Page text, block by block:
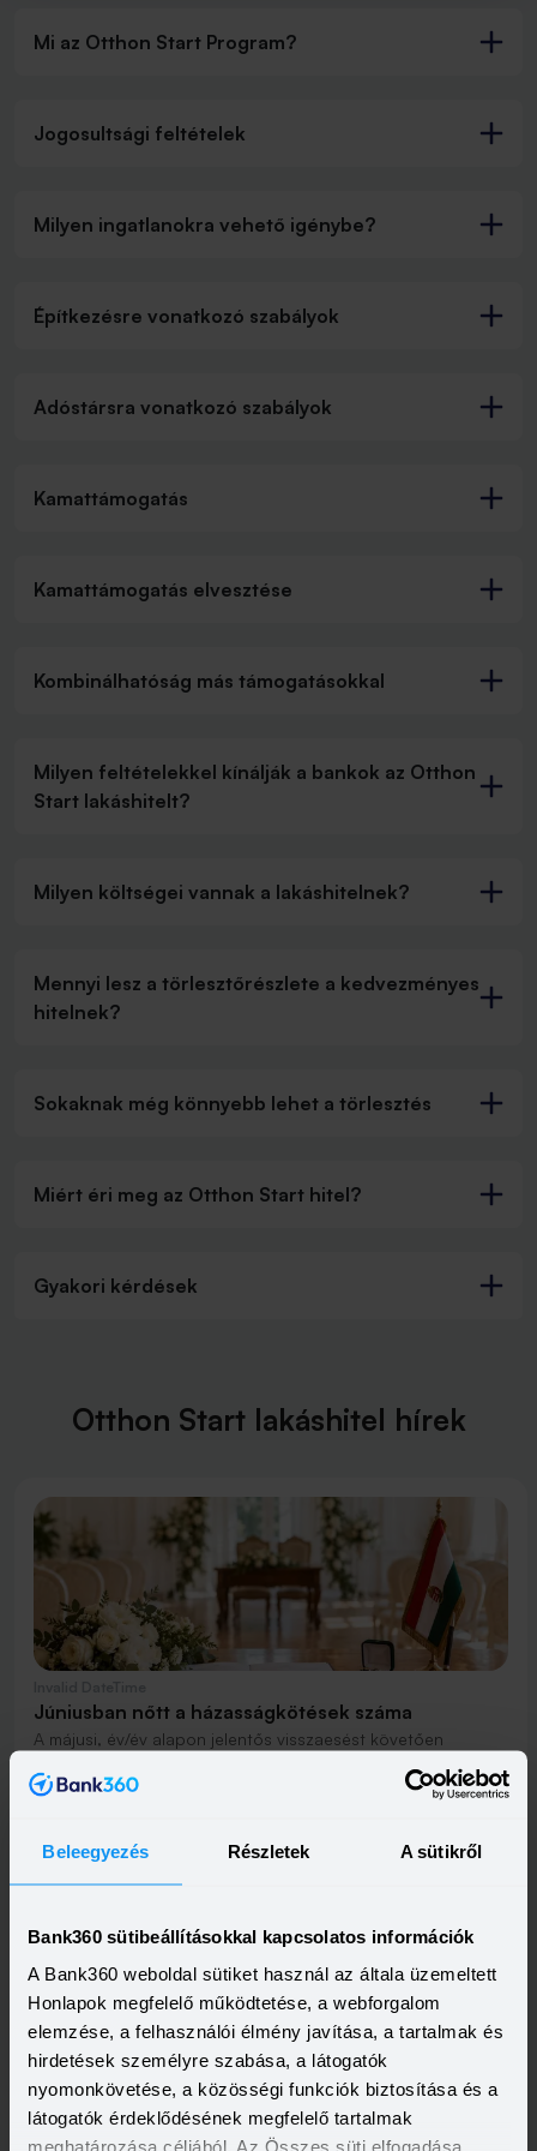
Beleegyezés Részletek A sütikről
Bank360 sütibeállításokkal kapcsolatos információk
A Bank360 weboldal sütiket használ az általa üzemeltett
Honlapok megfelelő működtetése, a webforgalom
elemzése, a felhasználói élmény javítása, a tartalmak és
hirdetések személyre szabása, a látogatók
nyomonkövetése, a közösségi funkciók biztosítása és a
látogatók érdeklődésének megfelelő tartalmak
meghatározása céljából. Az Összes süti elfogadása
Mi az Otthon Start Program?
Jogosultsági feltételek
Milyen ingatlanokra vehető igénybe?
Építkezésre vonatkozó szabályok
Adóstársra vonatkozó szabályok
Kamattámogatás
Kamattámogatás elvesztése
Kombinálhatóság más támogatásokkal
Milyen feltételekkel kínálják a bankok az Otthon
Start lakáshitelt?
Milyen költségei vannak a lakáshitelnek?
Mennyi lesz a törlesztőrészlete a kedvezményes
hitelnek?
Sokaknak még könnyebb lehet a törlesztés
Miért éri meg az Otthon Start hitel?
Gyakori kérdések
Otthon Start lakáshitel hírek
Júniusban nőtt a házasságkötések száma
A májusi, év/év alapon jelentős visszaesést követően
száma – a szóban forgó időszakban 4 942 pár kötött
házasságot, ami 8,9%-kal több, mint egy évvel korábban.
házasság köttetett.
Elolvasom
Invalid DateTime
Soha nem látott szintre pörögtek a hitelek:
júniusban is rekordot döntött a lakossági piac
Júniusban újabb történelmi csúcs született a személyi hitelek
piacán – az új szerződések összege 156,51 milliárd forint
volt, ami még a korábbi csúcstartó májusi eredményt is 19%-
Elolvasom